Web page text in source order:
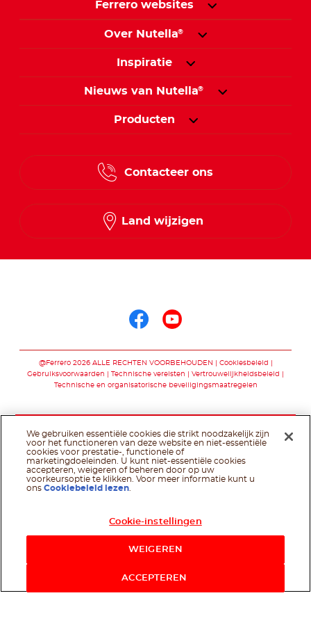
Ferrero websites
Over Nutella®
Inspiratie
Nieuws van Nutella®
Producten
Contacteer ons
Land wijzigen
@Ferrero 2026 ALLE RECHTEN VOORBEHOUDEN
Cookiesbeleid
Gebruiksvoorwaarden
Technische vereisten
Vertrouwelijkheidsbeleid
Technische en organisatorische beveiligingsmaatregelen
We gebruiken essentiële cookies die strikt noodzakelijk zijn
voor het functioneren van deze website en niet-essentiële
cookies voor prestatie-, functionele of
marketingdoeleinden. U kunt niet-essentiële cookies
accepteren, weigeren of beheren door op uw
voorkeursoptie te klikken. Voor meer informatie kunt u
onsCookiebeleid lezen
Cookie-instellingen
WEIGEREN
ACCEPTEREN